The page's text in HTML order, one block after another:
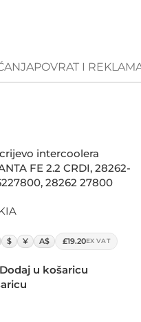
POVRAT I
intercoolera
FE 2.2 CRDI, 28262-
28262 27800
$ ¥ A$ £19.20EX VAT
Dodaj u košaricu